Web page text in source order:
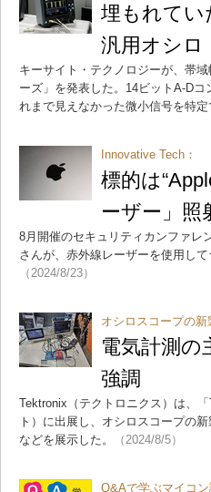
埋もれて
汎用オシロ
キーサイト・テクノロジーが、帯
ーズ」を発表した。14ビットA-D
れまで見えなかった微小信号を特定
Innovative Tech：
標的は
ーザー」照
8月開催のセキュリティカンファレ
さんが、赤外線レーザーを使用し
（2024/8/23）
オシロスコープの新
電気計測
強調
Tektronix（テクトロニクス）は、
ト）に出展し、オシロスコープの
などを展示した。
（2024/8/5）
Q&Aで学ぶマイコン